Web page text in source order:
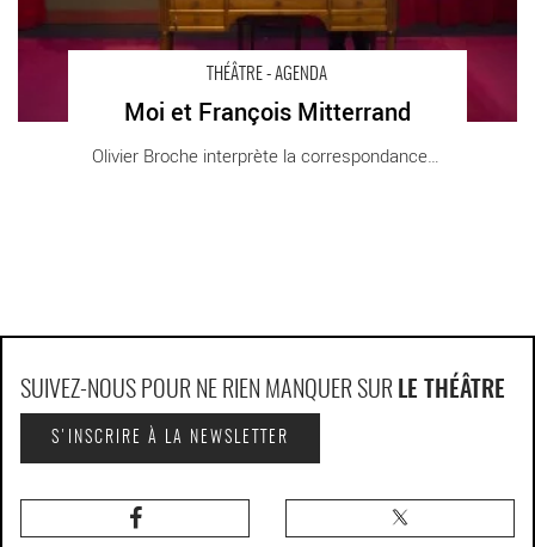
THÉÂTRE - AGENDA
Moi et François Mitterrand
Olivier Broche interprète la correspondance [...]
SUIVEZ-NOUS POUR NE RIEN MANQUER SUR LE THÉÂTRE
S'INSCRIRE À LA NEWSLETTER